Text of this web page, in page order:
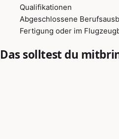
Qualifikationen
Abgeschlossene
Fertigung oder im
Das solltest du